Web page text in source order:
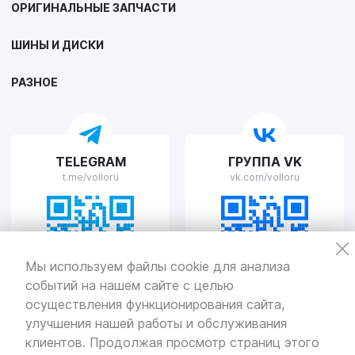
Мы используем файлы cookie для анализа
событий на нашем сайте с целью
осуществления функционирования сайта,
улучшения нашей работы и обслуживания
клиентов. Продолжая просмотр страниц этого
г. Липецк, улица Осипенко, д.8
VOLLO Рязань
г. Рязань, улица Островского, д.109/2
Пн-Пт с 9:00 до 20:00, Сб-Вс выходной
VOLLO Тверь
г. Тверь, проспект Николая Корыткова, 17А
Пн-Пт с 9:00 до 19:00 Сб-Вс с 10:00 до 19:00
ОРИГИНАЛЬНЫЕ ЗАПЧАСТИ
ШИНЫ И ДИСКИ
РАЗНОЕ
TELEGRAM
t.me/volloru
ГРУППА VK
vk.com/volloru
Политикаконфиденциальности